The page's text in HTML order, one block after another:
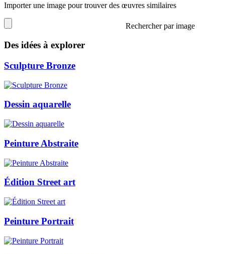
Importer une image pour trouver des œuvres similaires
Rechercher par image
Des idées à explorer
Sculpture Bronze
Dessin aquarelle
Peinture Abstraite
Édition Street art
Peinture Portrait